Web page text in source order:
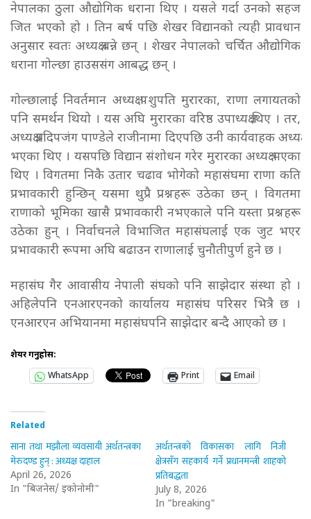
नेपालका ठुला औद्योगिक धराना थिए । यसले गर्दा उनको सहज
जित भएको हो । तिन बर्ष पछि शेखर विद्यानको त्यही प्रावधान
अनुसार स्वतः अध्यक्ष बन्ने छन् । शेखर नेपालको चर्चित औद्योगिक
धराना गोल्छा हाउससंग आबद्ध छन् ।
गोल्छालाई निवर्तमान अध्यक्ष पशुपति मुरारका, राणा लगायतको
पनि समर्थन थियो । यस अघि मुरारका वरिष्ठ उपाध्यक्ष थिए । तर,
अध्यक्ष प्रदिपजंग पाण्डेले राजीनामा दिएपछि उनी कार्यवाहक अध्यक्ष
भएका थिए । यसपछि विद्यान संशोधन गरेर मुरारका अध्यक्ष भएका
थिए । विगतमा निकै उतार चढाव भोगेको महासंघमा राणा कति
प्रभावकारी हुन्छिन् यसमा थुप्रै प्रश्नहरू उठेका छन् । विगतमा
राणाको भूमिका खासै प्रभावकारी नभएकाले पनि यस्ता प्रश्नहरू
उठेका हुन् । निर्वाचनले विभाजित महासंघलाई एक जुट भएर
प्रभावकारी रूपमा अघि बढाउन राणालाई चुनौतीपुर्ण हुने छ ।
महासंघ गैर आवासीय नेपाली संघको पनि साझेदार संस्था हो ।
अहिलेपनि एनआरएनको कार्यालय महासंघ परिसर भित्रै छ ।
एनआरएन अभियानमा महासंघपनि साझेदार बन्दै आएको छ ।
शेयर गर्नुहोस:
WhatsApp
Print Email
Related
साना तथा मझौला व्यवसायी अर्थतन्त्रका
मेरुदण्ड हुन् : अध्यक्ष दाहाल
April 26, 2026
In "बिजनेस/ इकोनोमी"
अर्थतन्त्रको विकासका लागि निजी
क्षेत्रसँग सहकार्य गर्ने प्रधानमन्त्री शाहको
प्रतिबद्धता
July 8, 2026
In "breaking"